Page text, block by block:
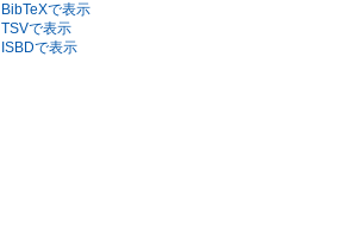
BibTeXで表示
TSVで表示
ISBDで表示